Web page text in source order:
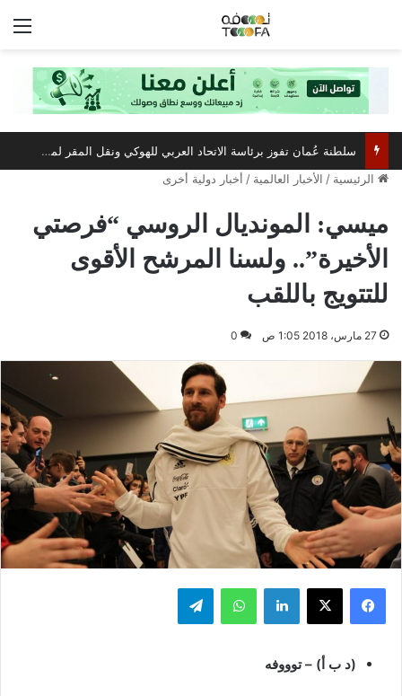
سلطنة عُمان تفوز برئاسة الاتحاد العربي للهوكي ونقل المقر لمسقط
الرئيسية / الأخبار العالمية / أخبار دولية أخرى
ميسي: المونديال الروسي “فرصتي
الأخيرة”.. ولسنا المرشح الأقوى
للتتويج باللقب
27 مارس، 2018 1:05 ص 0
فيسبوك ‫X لينكدإن واتساب تيلقرام
(د ب أ) – توووفه